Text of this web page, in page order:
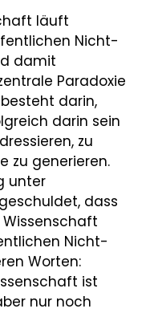
läuft
Nicht-
damit
Paradoxie
darin,
darin sein
zu
zu generieren.
unter
dass
Nicht-
Worten:
ist
nur noch